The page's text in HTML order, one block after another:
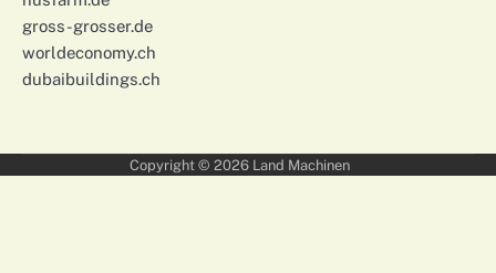
gross-grosser.de
worldeconomy.ch
dubaibuildings.ch
Copyright © 2026 Land Machinen